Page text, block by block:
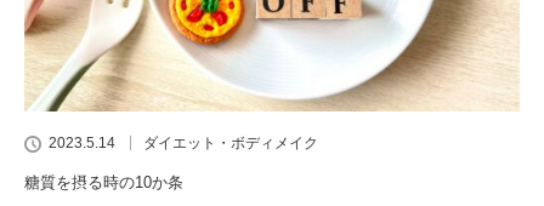
2023.5.14 ダイエット・ボディメイク
糖質を摂る時の10か条